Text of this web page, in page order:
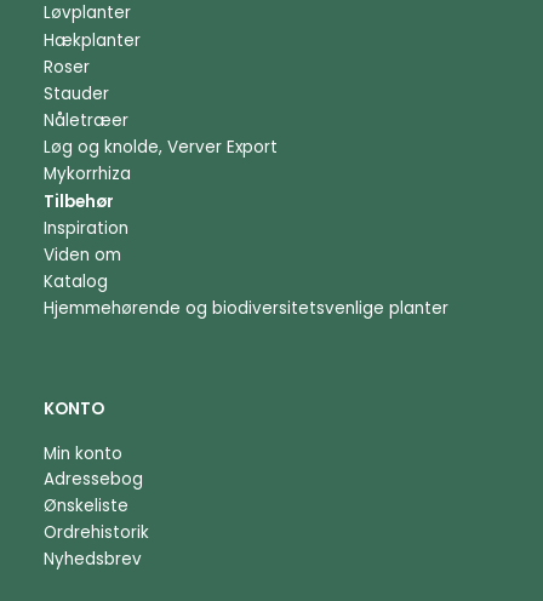
Løvplanter
Hækplanter
Roser
Stauder
Nåletræer
Løg og knolde, Verver Export
Mykorrhiza
Tilbehør
Inspiration
Viden om
Katalog
Hjemmehørende og biodiversitetsvenlige planter
KONTO
Min konto
Adressebog
Ønskeliste
Ordrehistorik
Nyhedsbrev